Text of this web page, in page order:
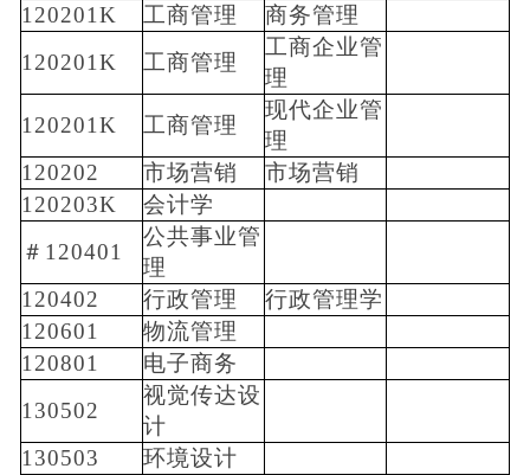
120201K
工商管理
商务管理
120201K
工商管理
工商企业管
理
120201K
工商管理
现代企业管
理
120202
市场营销
市场营销
120203K
会计学
＃120401
公共事业管
理
120402
行政管理
行政管理学
120601
物流管理
120801
电子商务
130502
视觉传达设
计
130503
环境设计